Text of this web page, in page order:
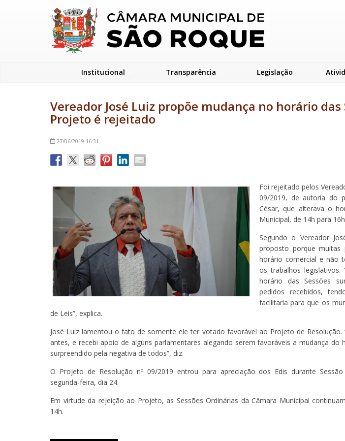
Institucional Transparência Legislação
Vereador José Luiz propõe mudança no horário das
Projeto é rejeitado
27/06/2019 16:31
Foi rejeitado pelos
09/2019, de autoria do
César, que alterava o
Municipal, de 14h para
Segundo o Vereador
proposto porque muitas
horário comercial e não
os trabalhos legislativos.
horário das Sessões
pedidos recebidos,
facilitaria para que os
de Leis”, explica.
José Luiz lamentou o fato de somente ele ter votado favorável ao Projeto de Resolução.
antes, e recebi apoio de alguns parlamentares alegando serem favoráveis a mudança do
surpreendido pela negativa de todos”, diz.
O Projeto de Resolução nº 09/2019 entrou para apreciação dos Edis durante
segunda-feira, dia 24.
Em virtude da rejeição ao Projeto, as Sessões Ordinárias da Câmara Municipal
14h.